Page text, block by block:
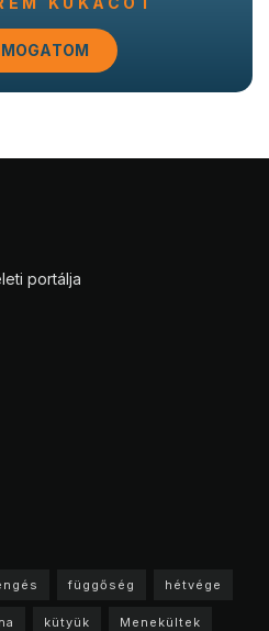
portálja
függőség hétvége
kütyük Menekültek